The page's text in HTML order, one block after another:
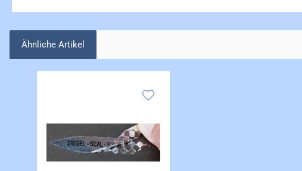
Ähnliche Artikel